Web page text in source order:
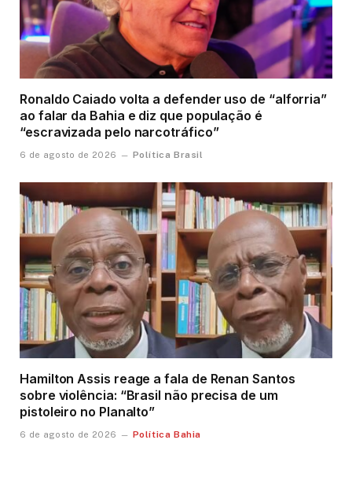
Ronaldo Caiado volta a defender uso de “alforria”
ao falar da Bahia e diz que população é
“escravizada pelo narcotráfico”
6 de agosto de 2026 Política Brasil
Hamilton Assis reage a fala de Renan Santos
sobre violência: “Brasil não precisa de um
pistoleiro no Planalto”
6 de agosto de 2026 Política Bahia